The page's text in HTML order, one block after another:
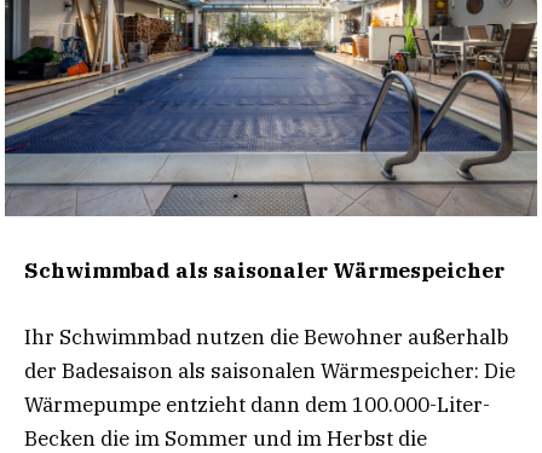
Schwimmbad als saisonaler Wärmespeicher
Ihr Schwimmbad nutzen die Bewohner außerhalb
der Badesaison als saisonalen Wärmespeicher: Die
Wärmepumpe entzieht dann dem 100.000-Liter-
Becken die im Sommer und im Herbst die